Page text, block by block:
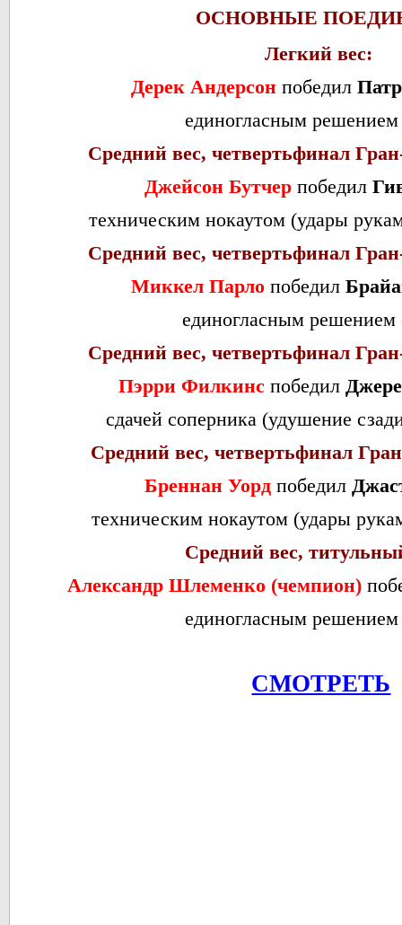
ОСНОВНЫЕ
Легкий вес:
Дерек Андерсонпобедил
единогласным решением
Средний вес, четвертьфинал
Джейсон Бутчер победил
техническим нокаутом (удары
Средний вес, четвертьфинал
Миккел Парлопобедил
единогласным решением
Средний вес, четвертьфинал
Пэрри Филкинс победил
сдачей соперника (удушение
Средний вес, четвертьфинал
Бреннан Уорд победил
техническим нокаутом (удары
Средний вес,
Александр Шлеменко (чемпион)
единогласным решением
СМОТРЕТЬ